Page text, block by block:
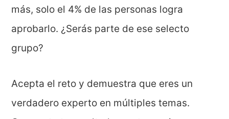
más, solo el 4% de las personas logra
aprobarlo. ¿Serás parte de ese selecto
grupo?
Acepta el reto y demuestra que eres un
verdadero experto en múltiples temas.